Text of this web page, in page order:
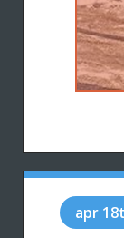
apr